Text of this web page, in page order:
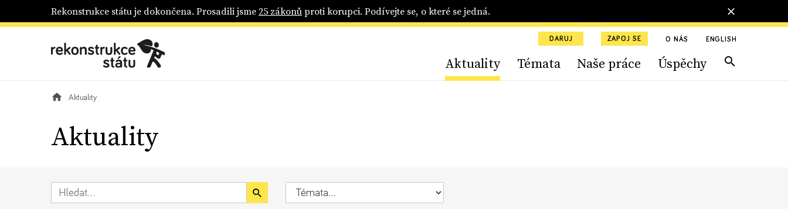
Rekonstrukce státu je dokončena. Prosadili jsme25 zákonůproti korupci. Podívejte se, o které se jedná.
DARUJ ZAPOJ SE O NÁS ENGLISH
Aktuality Témata Naše práce Úspěchy
Aktuality
Aktuality